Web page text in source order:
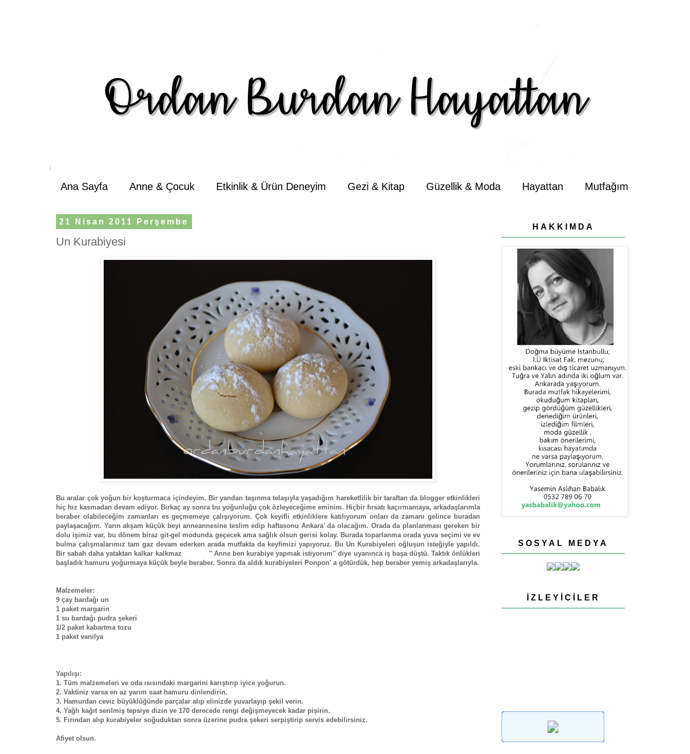
Ana Sayfa Anne & Çocuk Etkinlik & Ürün Deneyim Gezi & Kitap Güzellik & Moda Hayattan Mutfağım
21 Nisan 2011 Perşembe
Un Kurabiyesi
Bu aralar çok yoğun bir koşturmaca içindeyim. Bir yandan taşınma telaşıyla yaşadığım hareketlilik bir taraftan da blogger etkinlikleri
hiç hız kasmadan devam ediyor. Birkaç ay sonra bu yoğunluğu çok özleyeceğime eminim. Hiçbir fırsatı kaçırmamaya, arkadaşlarımla
beraber olabileceğim zamanları es geçmemeye çalışıyorum. Çok keyifli etkinliklere katılıyorum onları da zamanı gelince buradan
paylaşacağım. Yarın akşam küçük beyi anneannesine teslim edip haftasonu Ankara' da olacağım. Orada da planlanması gereken bir
dolu işimiz var, bu dönem biraz git-gel modunda geçecek ama sağlık olsun gerisi kolay. Burada toparlanma orada yuva seçimi ve ev
bulma çalışmalarımız tam gaz devam ederken arada mutfakta da keyfimizi yapıyoruz. Bu Un Kurabiyeleri oğluşun isteğiyle yapıldı.
Bir sabah daha yataktan kalkar kalkmaz '' Anne ben kurabiye yapmak istiyorum'' diye uyanınca iş başa düştü. Taktık önlükleri
başladık hamuru yoğurmaya küçük beyle beraber. Sonra da aldık kurabiyeleri Ponpon' a götürdük, hep beraber yemiş arkadaşlarıyla.
Malzemeler:
9 çay bardağı un
1 paket margarin
1 su bardağı pudra şekeri
1/2 paket kabartma tozu
1 paket vanilya
Yapılışı:
1. Tüm malzemeleri ve oda ısısındaki margarini karıştırıp iyice yoğurun.
2. Vaktiniz varsa en az yarım saat hamuru dinlendirin.
3. Hamurdan ceviz büyüklüğünde parçalar alıp elinizde yuvarlayıp şekil verin.
4. Yağlı kağıt serilmiş tepsiye dizin ve 170 derecede rengi değişmeyecek kadar pişirin.
5. Fırından alıp kurabiyeler soğuduktan sonra üzerine pudra şekeri serpiştirip servis edebilirsiniz.
Afiyet olsun.
HAKKIMDA
SOSYAL MEDYA
İZLEYICILER